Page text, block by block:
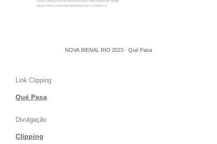
NOVA BIENAL RIO 2023 - Qué Pasa
Link Clipping
Qué Pasa
Divulgação
Clipping